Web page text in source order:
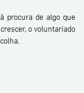
procura de algo que
o voluntariado